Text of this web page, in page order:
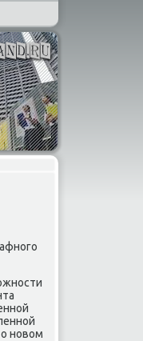
новοм